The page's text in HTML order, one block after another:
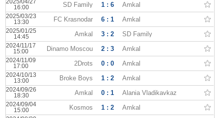
2025/04/27
16:00
SD Family 1 : 6 Amkal
2025/03/23
13:30
FC Krasnodar 6 : 1 Amkal
2025/01/25
14:45
Amkal 3 : 2 SD Family
2024/11/17
15:00
Dinamo Moscou 2 : 3 Amkal
2024/11/09
17:00
2Drots 0 : 0 Amkal
2024/10/13
13:00
Broke Boys 1 : 2 Amkal
2024/09/26
18:30
Amkal 0 : 1 Alania Vladikavkaz
2024/09/04
15:00
Kosmos 1 : 2 Amkal